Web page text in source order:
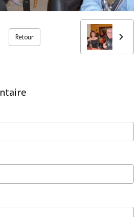
Retour